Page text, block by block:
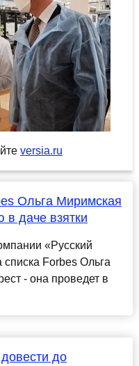
versia.ru
Ольга Миримская
в даче взятки
«Русский
списка Forbes Ольга
- она проведет в
до